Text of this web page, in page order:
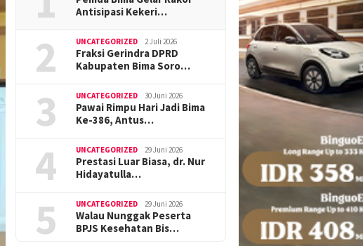
Antisipasi Kekeri…
2 UNCATEGORIZED 2 Juli 2026
Fraksi Gerindra DPRD
Kabupaten Bima Soro…
3 UNCATEGORIZED 30 Juni 2026
Pawai Rimpu Hari Jadi Bima
Ke-386, Antus…
4 UNCATEGORIZED 29 Juni 2026
Prestasi Luar Biasa, dr. Nur
Hidayatulla…
5 UNCATEGORIZED 29 Juni 2026
Walau Nunggak Peserta
BPJS Kesehatan Bis…